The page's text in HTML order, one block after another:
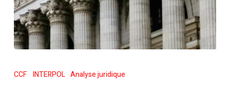
du
CCF INTERPOL Analyse juridique